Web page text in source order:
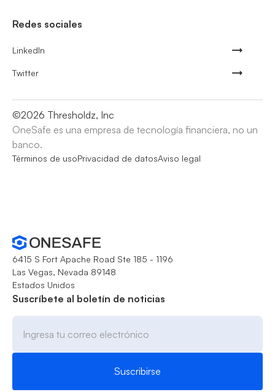
Redes sociales
LinkedIn
Twitter
©2026 Thresholdz, Inc
OneSafe es una empresa de tecnología financiera, no un
banco.
Términos de usoPrivacidad de datosAviso legal
6415 S Fort Apache Road Ste 185 - 1196
Las Vegas, Nevada 89148
Estados Unidos
Suscríbete al boletín de noticias